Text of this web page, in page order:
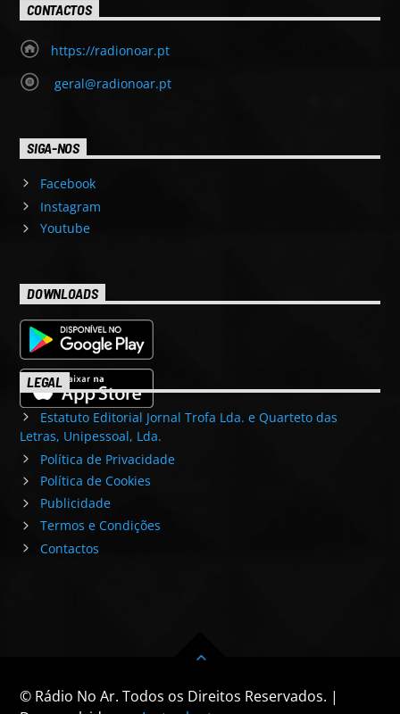
CONTACTOS
https://radionoar.pt
geral@radionoar.pt
SIGA-NOS
Facebook
Instagram
Youtube
DOWNLOADS
LEGAL
Estatuto Editorial Jornal Trofa Lda. e Quarteto das
Letras, Unipessoal, Lda.
Política de Privacidade
Política de Cookies
Publicidade
Termos e Condições
Contactos
© Rádio No Ar. Todos os Direitos Reservados. |